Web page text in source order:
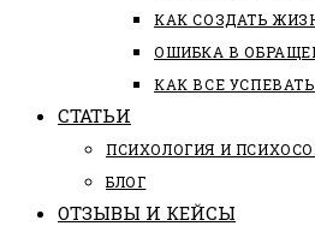
КАК СОЗДАТЬ
ОШИБКА В
КАК ВСЕ
СТАТЬИ
ПCИХОЛОГИЯ И
БЛОГ
ОТЗЫВЫ И КЕЙСЫ